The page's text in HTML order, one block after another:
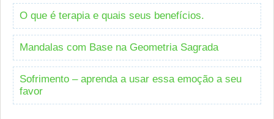
O que é terapia e quais seus benefícios.
Mandalas com Base na Geometria Sagrada
Sofrimento – aprenda a usar essa emoção a seu
favor